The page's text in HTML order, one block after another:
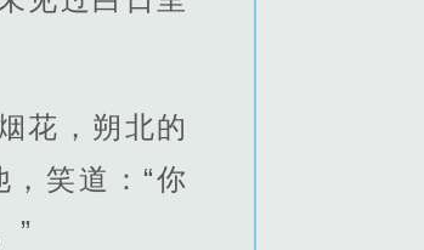
花，朔北的
笑道：“你
”